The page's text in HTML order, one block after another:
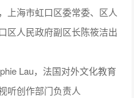
上海市虹口区委常委、区人
区人民政府副区长陈筱洁出
Lau，法国对外文化教育
听创作部门负责人